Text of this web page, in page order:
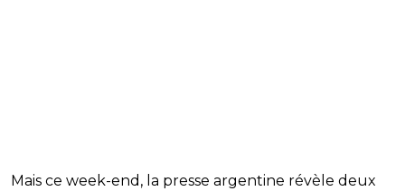
Mais ce week-end, la presse argentine révèle deux